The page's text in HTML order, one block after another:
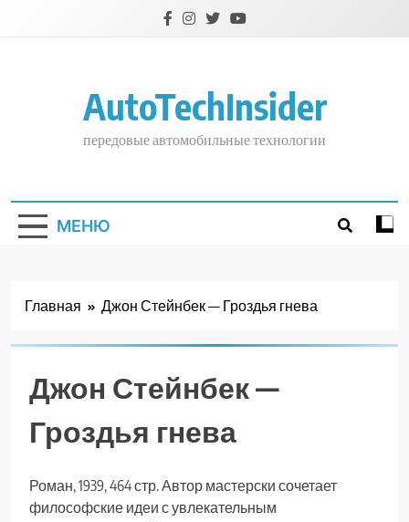
AutoTechInsider
передовые автомобильные технологии
МЕНЮ
Главная Джон Стейнбек — Гроздья гнева
Джон Стейнбек —
Гроздья гнева
Роман, 1939, 464 стр. Автор мастерски сочетает
философские идеи с увлекательным